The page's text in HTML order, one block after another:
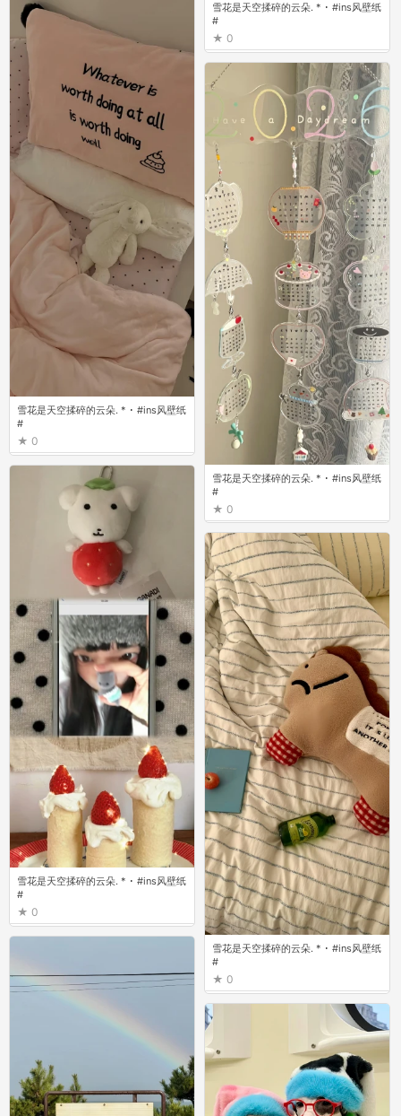
雪花是天空揉碎的云朵. * ･ #ins风壁纸
#
0
雪花是天空揉碎的云朵. * ･ #ins风壁纸
#
0
雪花是天空揉碎的云朵. * ･ #ins风壁纸
#
0
雪花是天空揉碎的云朵. * ･ #ins风壁纸
#
0
雪花是天空揉碎的云朵. * ･ #ins风壁纸
#
0